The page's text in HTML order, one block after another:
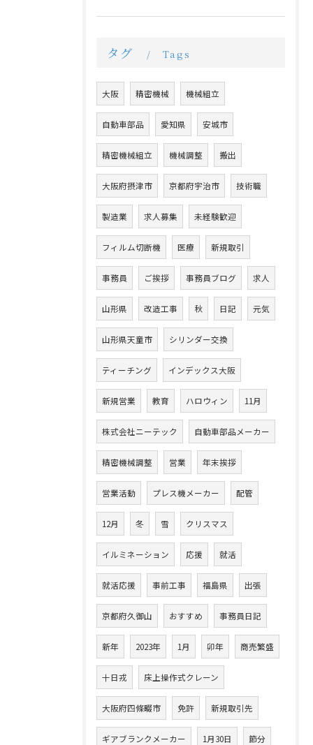
タグ Tags
大阪 精密機械 機械組立
自動車部品 愛知県 安城市
精密機械組立 機械調整 搬出
大阪府摂津市 京都府宇治市 技術職
製造業 求人募集 未経験歓迎
フィルム切断機 医療 新規取引
事務員 ご挨拶 事務員ブログ 求人
山形県 改造工事 秋 日記 元気
山形県天童市 シリンダー交換
ティーチング インデックス大阪
新規営業 教育 ハロウィン 11月
株式会社ニーテック 自動車部品メーカー
精密機械調整 営業 年末挨拶
営業活動 プレス機メーカー 配管
12月 冬 雪 クリスマス
イルミネーション 応援 就活
就活応援 事前工事 福島県 出張
京都府久御山 おすすめ 事務員日記
新年 2023年 1月 卯年 商売繁盛
十日戎 床上操作式クレーン
大阪府四條畷市 免許 新規取引先
ギアブランクメーカー 1月30日 節分